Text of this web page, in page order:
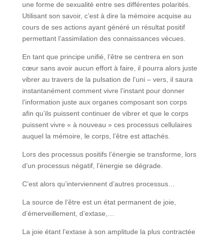
une forme de sexualité entre ses différentes polarités.
Utilisant son savoir, c’est à dire la mémoire acquise au
cours de ses actions ayant généré un résultat positif
permettant l’assimilation des connaissances vécues.
En tant que principe unifié, l’être se centrera en son
cœur sans avoir aucun effort à faire, il pourra alors juste
vibrer au travers de la pulsation de l’uni – vers, il saura
instantanément comment vivre l’instant pour donner
l’information juste aux organes composant son corps
afin qu’ils puissent continuer de vibrer et que le corps
puissent vivre « à nouveau » ces processus cellulaires
auquel la mémoire, le corps, l’être est attachés.
Lors des processus positifs l’énergie se transforme, lors
d’un processus négatif, l’énergie se dégrade.
C’est alors qu’interviennent d’autres processus…
La source de l’être est un état permanent de joie,
d’émerveillement, d’extase,…
La joie étant l’extase à son amplitude la plus contractée